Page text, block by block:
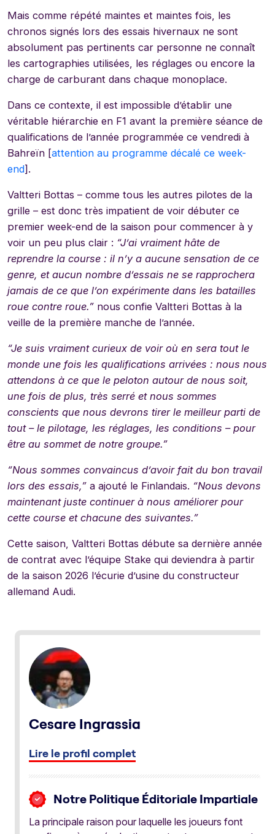
Mais comme répété maintes et maintes fois, les
chronos signés lors des essais hivernaux ne sont
absolument pas pertinents car personne ne connaît
les cartographies utilisées, les réglages ou encore la
charge de carburant dans chaque monoplace.
Dans ce contexte, il est impossible d’établir une
véritable hiérarchie en F1 avant la première séance de
qualifications de l’année programmée ce vendredi à
Bahreïn [attention au programme décalé ce week-
end].
Valtteri Bottas – comme tous les autres pilotes de la
grille – est donc très impatient de voir débuter ce
premier week-end de la saison pour commencer à y
voir un peu plus clair : “J’ai vraiment hâte de
reprendre la course : il n’y a aucune sensation de ce
genre, et aucun nombre d’essais ne se rapprochera
jamais de ce que l’on expérimente dans les batailles
roue contre roue.” nous confie Valtteri Bottas à la
veille de la première manche de l’année.
“Je suis vraiment curieux de voir où en sera tout le
monde une fois les qualifications arrivées : nous nous
attendons à ce que le peloton autour de nous soit,
une fois de plus, très serré et nous sommes
conscients que nous devrons tirer le meilleur parti de
tout – le pilotage, les réglages, les conditions – pour
être au sommet de notre groupe.”
“Nous sommes convaincus d’avoir fait du bon travail
lors des essais,” a ajouté le Finlandais. “Nous devons
maintenant juste continuer à nous améliorer pour
cette course et chacune des suivantes.”
Cette saison, Valtteri Bottas débute sa dernière année
de contrat avec l’équipe Stake qui deviendra à partir
de la saison 2026 l’écurie d’usine du constructeur
allemand Audi.
Cesare Ingrassia
Lire le profil complet
Notre Politique Éditoriale Impartiale
La principale raison pour laquelle les joueurs font